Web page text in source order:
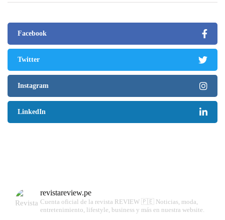
Facebook
Twitter
Instagram
LinkedIn
revistareview.pe
Cuenta oficial de la revista REVIEW 🇵🇪 Noticias, moda,
entretenimiento, lifestyle, business y más en nuestra website.